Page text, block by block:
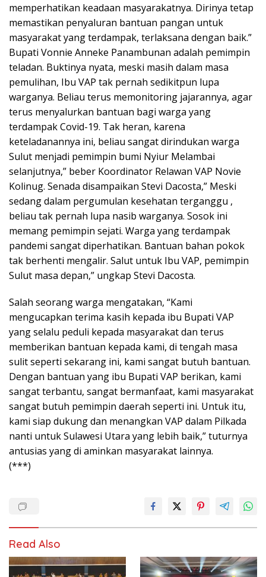
memperhatikan keadaan masyarakatnya. Dirinya tetap
memastikan penyaluran bantuan pangan untuk
masyarakat yang terdampak, terlaksana dengan baik.”
Bupati Vonnie Anneke Panambunan adalah pemimpin
teladan. Buktinya nyata, meski masih dalam masa
pemulihan, Ibu VAP tak pernah sedikitpun lupa
warganya. Beliau terus memonitoring jajarannya, agar
terus menyalurkan bantuan bagi warga yang
terdampak Covid-19. Tak heran, karena
keteladanannya ini, beliau sangat dirindukan warga
Sulut menjadi pemimpin bumi Nyiur Melambai
selanjutnya,” beber Koordinator Relawan VAP Novie
Kolinug. Senada disampaikan Stevi Dacosta,” Meski
sedang dalam pergumulan kesehatan terganggu ,
beliau tak pernah lupa nasib warganya. Sosok ini
memang pemimpin sejati. Warga yang terdampak
pandemi sangat diperhatikan. Bantuan bahan pokok
tak berhenti mengalir. Salut untuk Ibu VAP, pemimpin
Sulut masa depan,” ungkap Stevi Dacosta.
Salah seorang warga mengatakan, “Kami
mengucapkan terima kasih kepada ibu Bupati VAP
yang selalu peduli kepada masyarakat dan terus
memberikan bantuan kepada kami, di tengah masa
sulit seperti sekarang ini, kami sangat butuh bantuan.
Dengan bantuan yang ibu Bupati VAP berikan, kami
sangat terbantu, sangat bermanfaat, kami masyarakat
sangat butuh pemimpin daerah seperti ini. Untuk itu,
kami siap dukung dan menangkan VAP dalam Pilkada
nanti untuk Sulawesi Utara yang lebih baik,” tuturnya
antusias yang di aminkan masyarakat lainnya.
(***)
Read Also